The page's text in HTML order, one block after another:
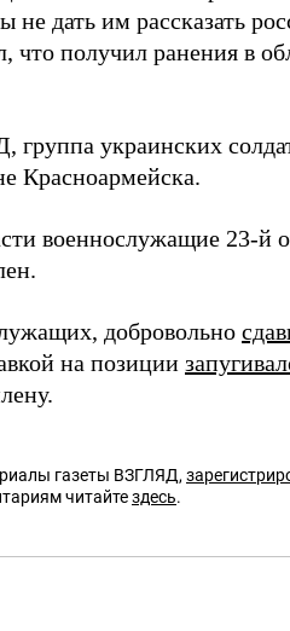
не дать им рассказать
получил ранения в
группа украинских
Красноармейска.
военнослужащие 23-й
добровольно
на позиции
газеты ВЗГЛЯД,
читайтездесь.